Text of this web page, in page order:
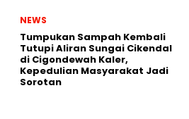
NEWS
Tumpukan Sampah Kembali
Tutupi Aliran Sungai Cikendal
di Cigondewah Kaler,
Kepedulian Masyarakat Jadi
Sorotan